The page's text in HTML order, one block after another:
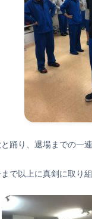
踊り、退場までの一
で以上に真剣に取り